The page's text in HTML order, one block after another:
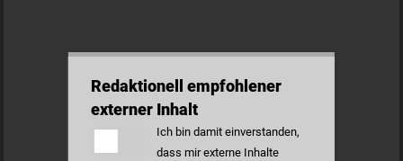
Redaktionell empfohlener
externer Inhalt
Ich bin damit einverstanden,
dass mir externe Inhalte